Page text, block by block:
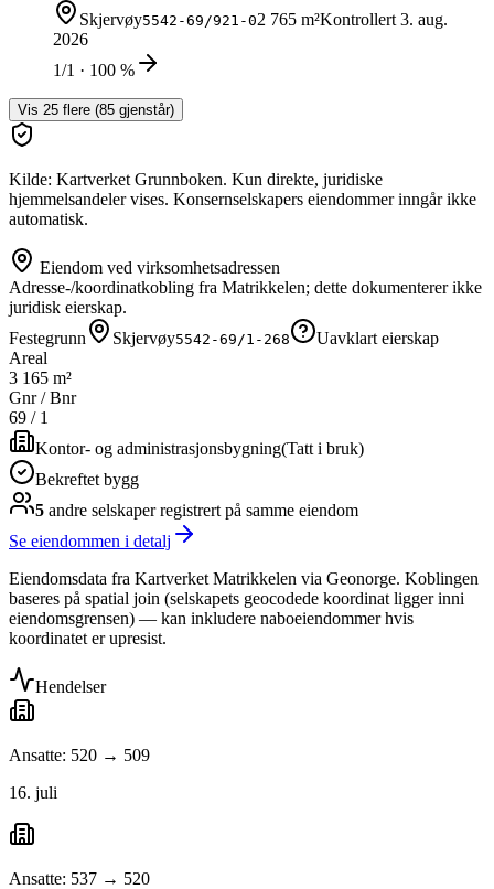
Skjervøy5542-69/921-02 765 m²Kontrollert 3. aug.
2026
1/1 · 100 %
Vis 25 flere (85 gjenstår)
Kilde: Kartverket Grunnboken. Kun direkte, juridiske
hjemmelsandeler vises. Konsernselskapers eiendommer inngår ikke
automatisk.
Eiendom ved virksomhetsadressen
Adresse-/koordinatkobling fra Matrikkelen; dette dokumenterer ikke
juridisk eierskap.
Festegrunn
Skjervøy5542-69/1-268
Uavklart eierskap
Areal
3 165 m²
Gnr / Bnr
69 / 1
Kontor- og administrasjonsbygning(Tatt i bruk)
Bekreftet bygg
5 andre selskaperregistrert på samme eiendom
Se eiendommen i detalj
Eiendomsdata fra Kartverket Matrikkelen via Geonorge. Koblingen
baseres på spatial join (selskapets geocodede koordinat ligger inni
eiendomsgrensen) — kan inkludere naboeiendommer hvis
koordinatet er upresist.
Hendelser
Ansatte: 520 → 509
16. juli
Ansatte: 537 → 520